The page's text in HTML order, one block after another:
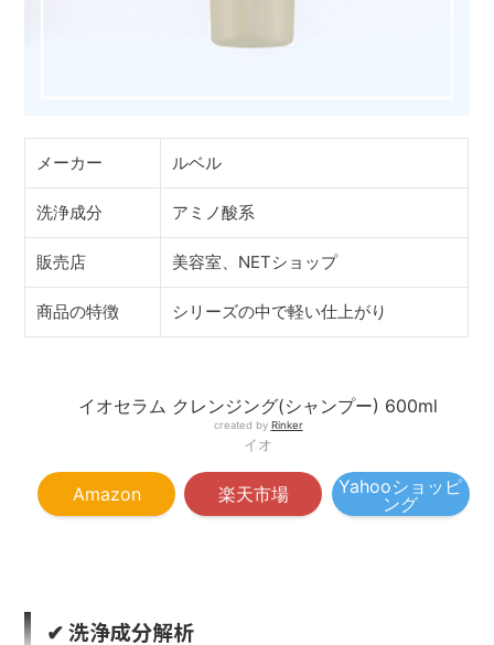
メーカー ルベル
洗浄成分 アミノ酸系
販売店 美容室、NETショップ
商品の特徴 シリーズの中で軽い仕上がり
イオセラム クレンジング(シャンプー) 600ml
created by Rinker
イオ
Amazon 楽天市場
Yahooショッピ
ング
✔︎ 洗浄成分解析